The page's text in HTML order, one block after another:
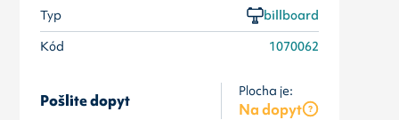
Typ
billboard
Kód
1070062
Pošlite dopyt
Plocha je:
Na dopyt